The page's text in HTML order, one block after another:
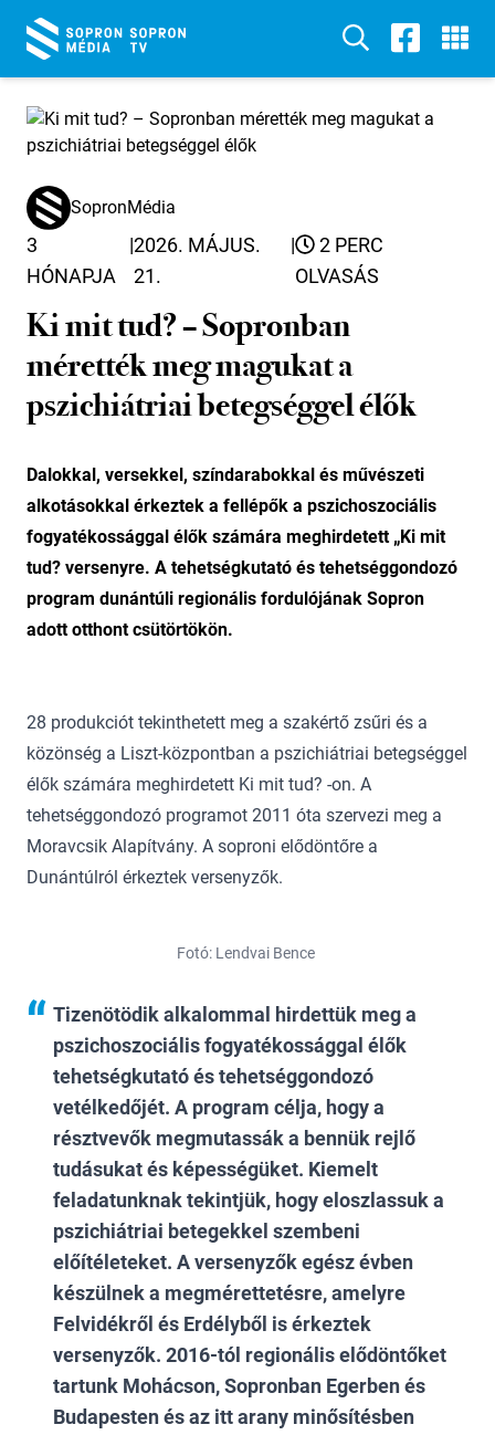
SopronMédia
3
HÓNAPJA
|2026. MÁJUS.
21.
|
2 PERC
OLVASÁS
Ki mit tud? – Sopronban
mérették meg magukat a
pszichiátriai betegséggel élők
Dalokkal, versekkel, színdarabokkal és művészeti
alkotásokkal érkeztek a fellépők a pszichoszociális
fogyatékossággal élők számára meghirdetett „Ki mit
tud? versenyre. A tehetségkutató és tehetséggondozó
program dunántúli regionális fordulójának Sopron
adott otthont csütörtökön.
28 produkciót tekinthetett meg a szakértő zsűri és a
közönség a Liszt-központban a pszichiátriai betegséggel
élők számára meghirdetett Ki mit tud? -on. A
tehetséggondozó programot 2011 óta szervezi meg a
Moravcsik Alapítvány. A soproni elődöntőre a
Dunántúlról érkeztek versenyzők.
Fotó: Lendvai Bence
Tizenötödik alkalommal hirdettük meg a
pszichoszociális fogyatékossággal élők
tehetségkutató és tehetséggondozó
vetélkedőjét. A program célja, hogy a
résztvevők megmutassák a bennük rejlő
tudásukat és képességüket. Kiemelt
feladatunknak tekintjük, hogy eloszlassuk a
pszichiátriai betegekkel szembeni
előítéleteket. A versenyzők egész évben
készülnek a megmérettetésre, amelyre
Felvidékről és Erdélyből is érkeztek
versenyzők. 2016-tól regionális elődöntőket
tartunk Mohácson, Sopronban Egerben és
Budapesten és az itt arany minősítésben